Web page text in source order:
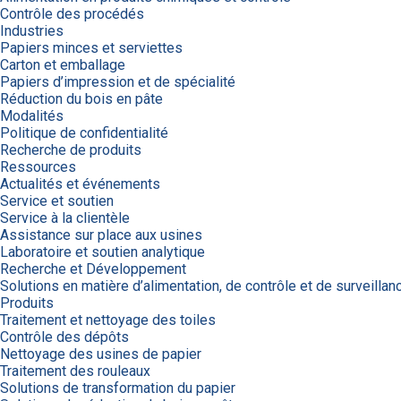
Contrôle des procédés
Industries
Papiers minces et serviettes
Carton et emballage
Papiers d’impression et de spécialité
Réduction du bois en pâte
Modalités
Politique de confidentialité
Recherche de produits
Ressources
Actualités et événements
Service et soutien
Service à la clientèle
Assistance sur place aux usines
Laboratoire et soutien analytique
Recherche et Développement
Solutions en matière d’alimentation, de contrôle et de
Produits
Traitement et nettoyage des toiles
Contrôle des dépôts
Nettoyage des usines de papier
Traitement des rouleaux
Solutions de transformation du papier